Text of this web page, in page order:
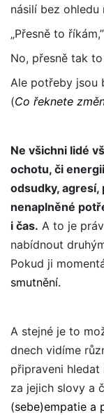
násilí bez ohledu
„Přesně to
No, přesně tak to
Ale potřeby jsou
(Co řeknete
Ne všichni lidé
ochotu, či
odsudky,
nenaplněné
i čas. A to je
nabídnout
Pokud ji
smutnění.
A stejné je to
dnech vidíme
připraveni hledat
za jejich slovy a
(sebe)empatie a